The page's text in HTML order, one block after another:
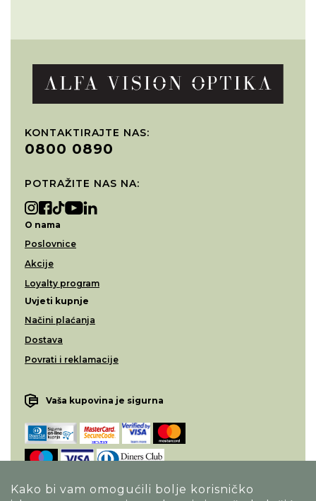
Kako bi vam omogućili bolje korisničko
KONTAKTIRAJTE NAS:
0800 0890
POTRAŽITE NAS NA:
O nama
Poslovnice
Akcije
Loyalty program
Uvjeti kupnje
Načini plaćanja
Dostava
Povrati i reklamacije
Vaša kupovina je sigurna